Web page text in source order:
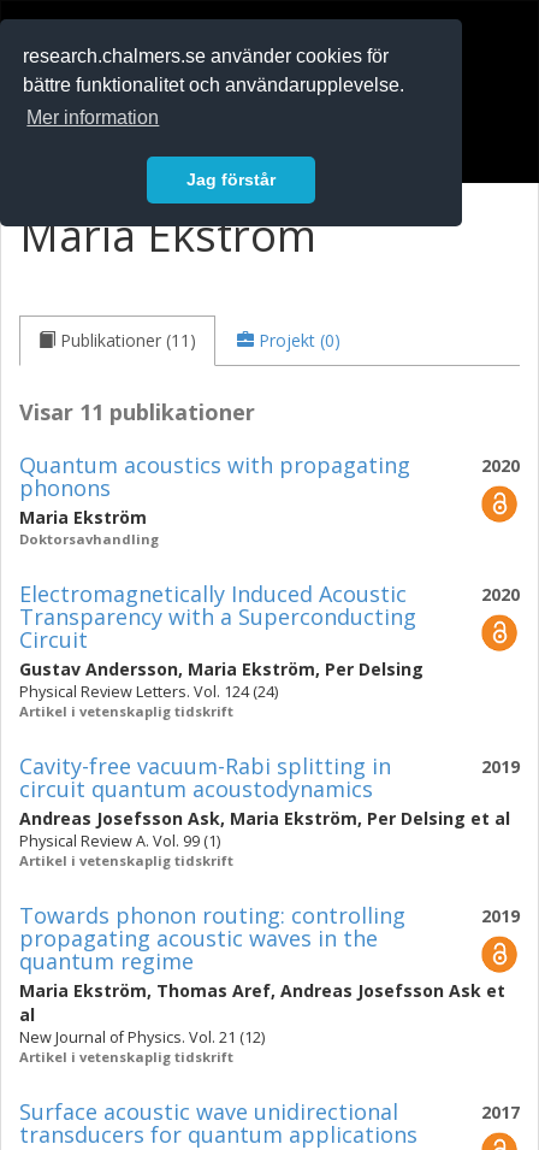
research.chalmers.se använder cookies för
bättre funktionalitet och användarupplevelse.
Mer information
Jag förstår
Maria Ekström
Publikationer (11) Projekt (0)
Visar 11 publikationer
2020
Quantum acoustics with propagating
phonons
Maria Ekström
Doktorsavhandling
2020
Electromagnetically Induced Acoustic
Transparency with a Superconducting
Circuit
Gustav Andersson, Maria Ekström, Per Delsing
Physical Review Letters. Vol. 124 (24)
Artikel i vetenskaplig tidskrift
2019
Cavity-free vacuum-Rabi splitting in
circuit quantum acoustodynamics
Andreas Josefsson Ask, Maria Ekström, Per Delsing et al
Physical Review A. Vol. 99 (1)
Artikel i vetenskaplig tidskrift
2019
Towards phonon routing: controlling
propagating acoustic waves in the
quantum regime
Maria Ekström, Thomas Aref, Andreas Josefsson Ask et
al
New Journal of Physics. Vol. 21 (12)
Artikel i vetenskaplig tidskrift
2017
Surface acoustic wave unidirectional
transducers for quantum applications